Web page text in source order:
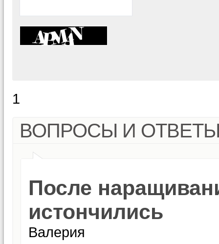
1
ВОПРОСЫ И
После
истончились
Валерия